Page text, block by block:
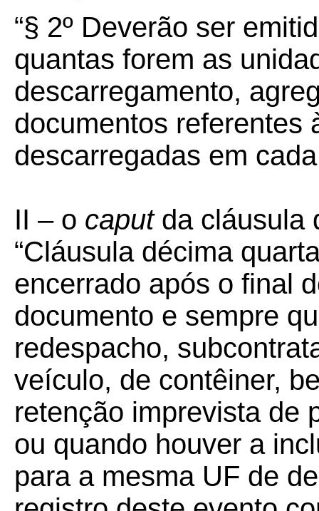
“§ 2º Deverão ser
quantas forem as
descarregamento,
documentos referentes
descarregadas em
II – o caputda cláusula
“Cláusula décima
encerrado após o final
documento e sempre
redespacho,
veículo, de contêiner,
retenção imprevista de
ou quando houver a
para a mesma UF de